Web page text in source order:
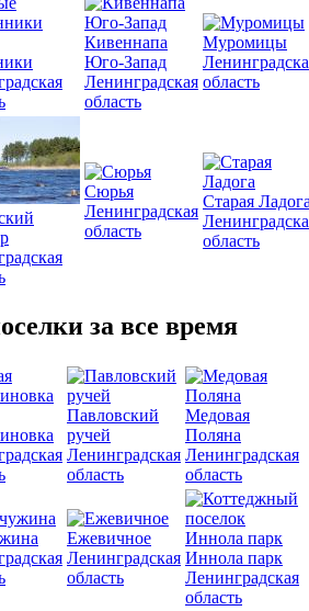
Кивеннапа
Юго-Запад
Ленинградская
область
Муромицы
область
Сюрья
Ленинградская
область
Старая
область
за все время
Павловский
ручей
Ленинградская
область
Медовая
Поляна
Ленинградская
область
Ежевичное
Ленинградская
область
Иннола парк
Ленинградская
область